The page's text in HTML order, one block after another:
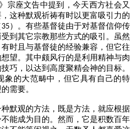
宗座文告中提到，今天西方社会又
这种默观祈祷有时以更富吸引力的
35）。有些基督徒由于对基督信仰传
到其它宗教那些方式的吸引。虽然
时且与基督徒的经验兼容，但它往
望。其中颇风行的是利用精神与肉
巧，以达到高度聚精会神的目标。
象的大范畴中，但它具有自己的特
需要。
默观的方法，既是方法，就应根据
能成为目的。然而，它是积数百年